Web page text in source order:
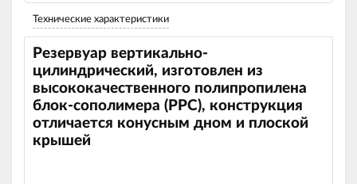
Технические характеристики
Резервуар вертикально-
цилиндрический, изготовлен из
высококачественного полипропилена
блок-сополимера ( PPC), конструкция
отличается конусным дном и плоской
крышей